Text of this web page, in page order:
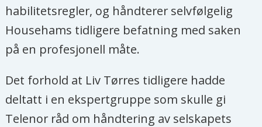
habilitetsregler, og håndterer selvfølgelig
Househams tidligere befatning med saken
på en profesjonell måte.
Det forhold at Liv Tørres tidligere hadde
deltatt i en ekspertgruppe som skulle gi
Telenor råd om håndtering av selskapets